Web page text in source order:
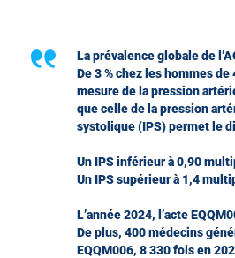
La prévalence globale de
De 3 % chez les hommes de
mesure de la pression
que celle de la pression
systolique (IPS) permet le
Un IPS inférieur à 0,90
Un IPS supérieur à 1,4
L’année 2024, l’acte
De plus, 400 médecins
EQQM006, 8 330 fois en